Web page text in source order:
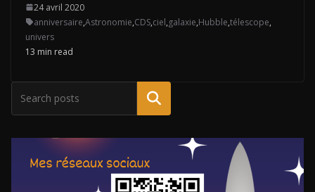
24 avril 2020
anniversaire,Astronomie,CDS,ciel,galaxie,Hubble,télescope,
univers
13 min read